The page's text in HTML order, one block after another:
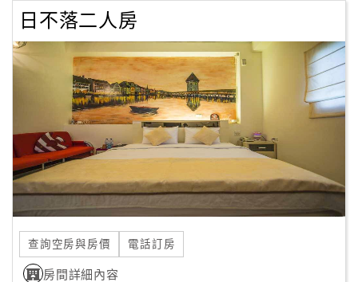
務
度
訂
單
管
理
日不落二人房
查詢空房與房價 電話訂房
房間詳細內容